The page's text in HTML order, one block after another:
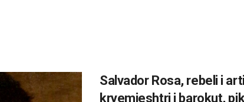
Salvador Rosa, rebeli i
kryemjeshtri i barokut,